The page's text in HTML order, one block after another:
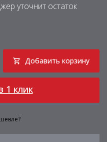
уточнит остаток
Добавить корзину
1 клик